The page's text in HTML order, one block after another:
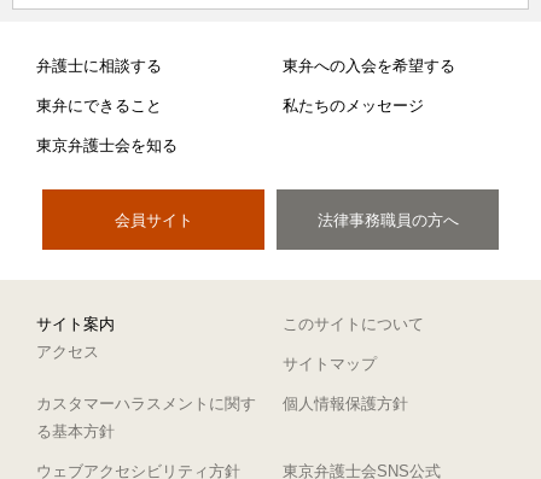
弁護士に相談する 東弁への入会を希望する
東弁にできること 私たちのメッセージ
東京弁護士会を知る
会員サイト 法律事務職員の方へ
サイト案内
このサイトについて
アクセス
サイトマップ
カスタマーハラスメントに関す
る基本方針
個人情報保護方針
ウェブアクセシビリティ方針 東京弁護士会SNS公式